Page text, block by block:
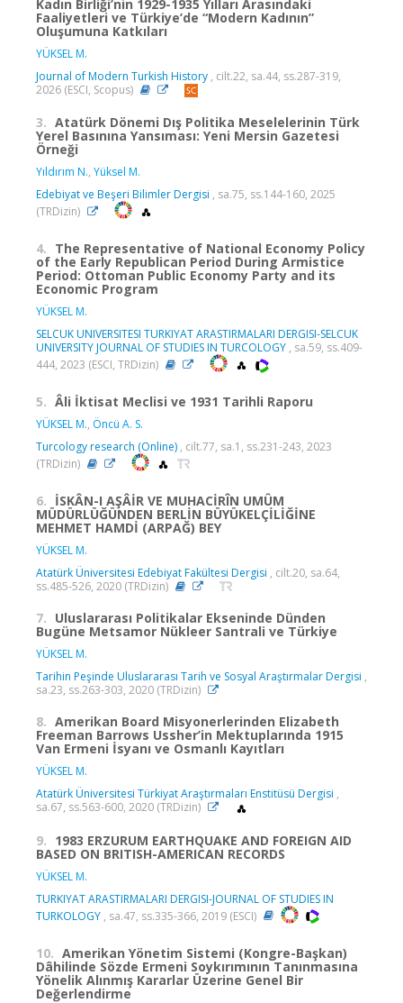
Kadın Birliği’nin 1929-1935 Yılları Arasındaki
Faaliyetleri ve Türkiye’de “Modern Kadının”
Oluşumuna Katkıları
YÜKSEL M.
Journal of Modern Turkish History , cilt.22, sa.44, ss.287-319,
2026 (ESCI, Scopus)
3. Atatürk Dönemi Dış Politika Meselelerinin Türk
Yerel Basınına Yansıması: Yeni Mersin Gazetesi
Örneği
Yıldırım N., Yüksel M.
Edebiyat ve Beşeri Bilimler Dergisi , sa.75, ss.144-160, 2025
(TRDizin)
4. The Representative of National Economy Policy
of the Early Republican Period During Armistice
Period: Ottoman Public Economy Party and its
Economic Program
YÜKSEL M.
SELCUK UNIVERSITESI TURKIYAT ARASTIRMALARI DERGISI-SELCUK
UNIVERSITY JOURNAL OF STUDIES IN TURCOLOGY , sa.59, ss.409-
444, 2023 (ESCI, TRDizin)
5. Âli İktisat Meclisi ve 1931 Tarihli Raporu
YÜKSEL M., Öncü A. S.
Turcology research (Online) , cilt.77, sa.1, ss.231-243, 2023
(TRDizin)
6. İSKÂN-I AŞÂİR VE MUHACİRÎN UMÛM
MÜDÜRLÜĞÜNDEN BERLİN BÜYÜKELÇİLİĞİNE
MEHMET HAMDİ (ARPAĞ) BEY
YÜKSEL M.
Atatürk Üniversitesi Edebiyat Fakültesi Dergisi , cilt.20, sa.64,
ss.485-526, 2020 (TRDizin)
7. Uluslararası Politikalar Ekseninde Dünden
Bugüne Metsamor Nükleer Santrali ve Türkiye
YÜKSEL M.
Tarihin Peşinde Uluslararası Tarih ve Sosyal Araştırmalar Dergisi ,
sa.23, ss.263-303, 2020 (TRDizin)
8. Amerikan Board Misyonerlerinden Elizabeth
Freeman Barrows Ussher’in Mektuplarında 1915
Van Ermeni İsyanı ve Osmanlı Kayıtları
YÜKSEL M.
Atatürk Üniversitesi Türkiyat Araştırmaları Enstitüsü Dergisi ,
sa.67, ss.563-600, 2020 (TRDizin)
9. 1983 ERZURUM EARTHQUAKE AND FOREIGN AID
BASED ON BRITISH-AMERICAN RECORDS
YÜKSEL M.
TURKIYAT ARASTIRMALARI DERGISI-JOURNAL OF STUDIES IN
TURKOLOGY , sa.47, ss.335-366, 2019 (ESCI)
10. Amerikan Yönetim Sistemi (Kongre-Başkan)
Dâhilinde Sözde Ermeni Soykırımının Tanınmasına
Yönelik Alınmış Kararlar Üzerine Genel Bir
Değerlendirme